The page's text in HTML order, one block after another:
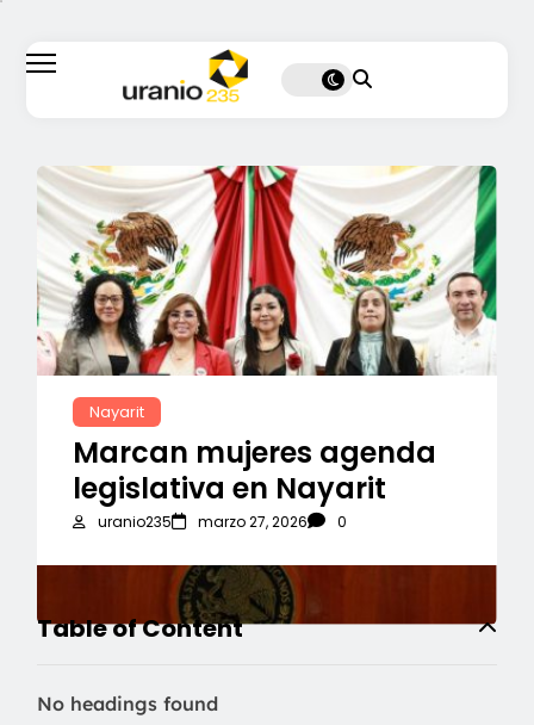
Nayarit
Marcan mujeres agenda
legislativa en Nayarit
uranio235 marzo 27, 2026 0
Table of Content
No headings found